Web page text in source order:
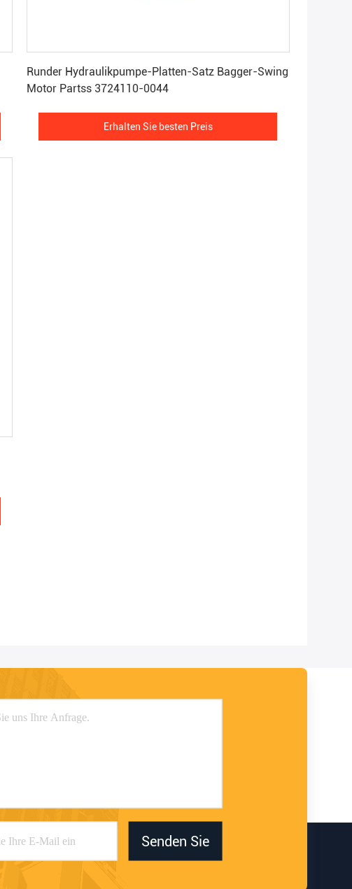
Runder Hydraulikpumpe-Platten-Satz Bagger-Swing
Motor Partss 3724110-0044
Erhalten Sie besten Preis
Senden Sie